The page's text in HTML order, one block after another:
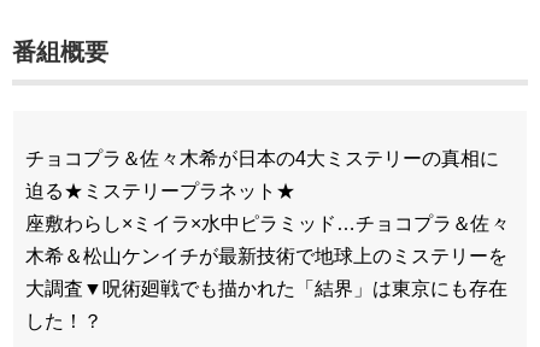
番組概要
チョコプラ＆佐々木希が日本の4大ミステリーの真相に
迫る★ミステリープラネット★
座敷わらし×ミイラ×水中ピラミッド…チョコプラ＆佐々
木希＆松山ケンイチが最新技術で地球上のミステリーを
大調査▼呪術廻戦でも描かれた「結界」は東京にも存在
した！？